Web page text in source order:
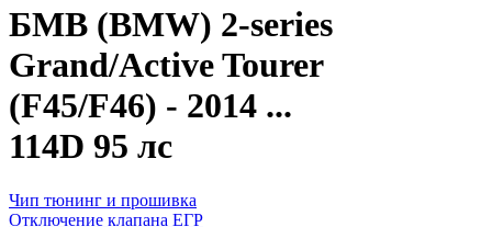
БМВ (BMW) 2-series
Grand/Active Tourer
(F45/F46) - 2014 ...
114D 95 лс
Чип тюнинг и прошивка
Отключение клапана ЕГР